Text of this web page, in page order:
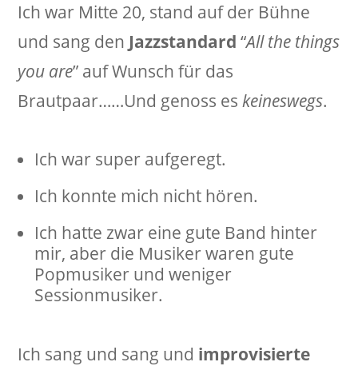
Ich war Mitte 20, stand auf der Bühne
und sang den Jazzstandard “All the things
you are” auf Wunsch für das
Brautpaar……Und genoss eskeineswegs.
Ich war super aufgeregt.
Ich konnte mich nicht hören.
Ich hatte zwar eine gute Band hinter
mir, aber die Musiker waren gute
Popmusiker und weniger
Sessionmusiker.
Ich sang und sang und improvisierte